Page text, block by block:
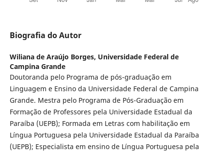
Biografia do Autor
Wiliana de Araújo Borges, Universidade Federal de
Campina Grande
Doutoranda pelo Programa de pós-graduação em
Linguagem e Ensino da Universidade Federal de Campina
Grande. Mestra pelo Programa de Pós-Graduação em
Formação de Professores pela Universidade Estadual da
Paraíba (UEPB); Formada em Letras com habilitação em
Língua Portuguesa pela Universidade Estadual da Paraíba
(UEPB); Especialista em ensino de Língua Portuguesa pela